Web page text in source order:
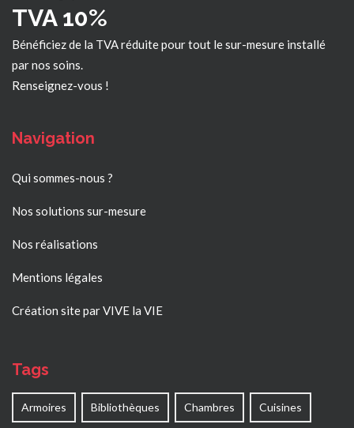
TVA 10%
Bénéficiez de la TVA réduite pour tout le sur-mesure installé
par nos soins.
Renseignez-vous !
Navigation
Qui sommes-nous ?
Nos solutions sur-mesure
Nos réalisations
Mentions légales
Création site par VIVE la VIE
Tags
Armoires Bibliothèques Chambres Cuisines